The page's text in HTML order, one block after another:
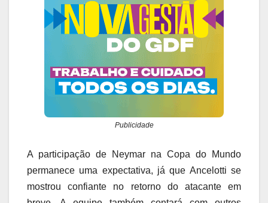
Publicidade
A participação de Neymar na Copa do Mundo
permanece uma expectativa, já que Ancelotti se
mostrou confiante no retorno do atacante em